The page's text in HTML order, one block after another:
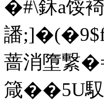
�#\鉌a
譒;]
蔷消墮繋
箴� �5U馭